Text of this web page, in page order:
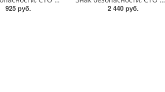
925 руб.
2 440 руб.